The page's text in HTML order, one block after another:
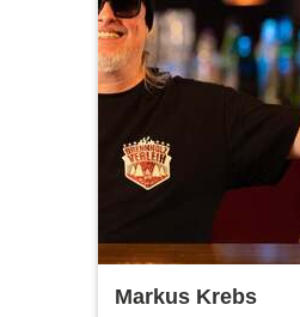
Markus Krebs